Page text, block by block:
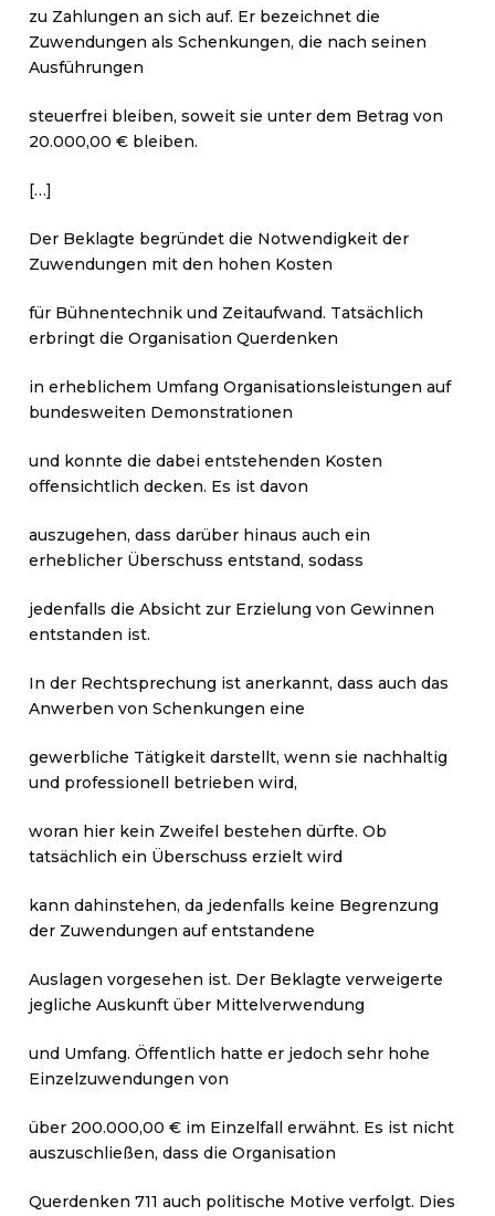
zu Zahlungen an sich auf. Er bezeichnet die
Zuwendungen als Schenkungen, die nach seinen
Ausführungen
steuerfrei bleiben, soweit sie unter dem Betrag von
20.000,00 € bleiben.
[…]
Der Beklagte begründet die Notwendigkeit der
Zuwendungen mit den hohen Kosten
für Bühnentechnik und Zeitaufwand. Tatsächlich
erbringt die Organisation Querdenken
in erheblichem Umfang Organisationsleistungen auf
bundesweiten Demonstrationen
und konnte die dabei entstehenden Kosten
offensichtlich decken. Es ist davon
auszugehen, dass darüber hinaus auch ein
erheblicher Überschuss entstand, sodass
jedenfalls die Absicht zur Erzielung von Gewinnen
entstanden ist.
In der Rechtsprechung ist anerkannt, dass auch das
Anwerben von Schenkungen eine
gewerbliche Tätigkeit darstellt, wenn sie nachhaltig
und professionell betrieben wird,
woran hier kein Zweifel bestehen dürfte. Ob
tatsächlich ein Überschuss erzielt wird
kann dahinstehen, da jedenfalls keine Begrenzung
der Zuwendungen auf entstandene
Auslagen vorgesehen ist. Der Beklagte verweigerte
jegliche Auskunft über Mittelverwendung
und Umfang. Öffentlich hatte er jedoch sehr hohe
Einzelzuwendungen von
über 200.000,00 € im Einzelfall erwähnt. Es ist nicht
auszuschließen, dass die Organisation
Querdenken 711 auch politische Motive verfolgt. Dies